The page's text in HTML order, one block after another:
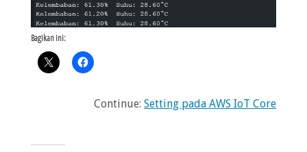
Bagikan ini:
Continue:Setting pada AWS IoT Core